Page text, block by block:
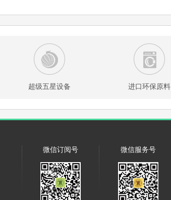
超级五星设备 进口环保原料
微信订阅号 微信服务号